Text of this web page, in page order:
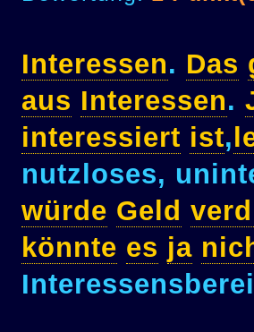
Interessen. Das
aus Interessen.
interessiert ist,
nutzloses,
würde Geld
könnte es ja